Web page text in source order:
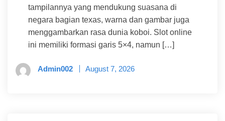
tampilannya yang mendukung suasana di
negara bagian texas, warna dan gambar juga
menggambarkan rasa dunia koboi. Slot online
ini memiliki formasi garis 5×4, namun […]
Admin002 August 7, 2026